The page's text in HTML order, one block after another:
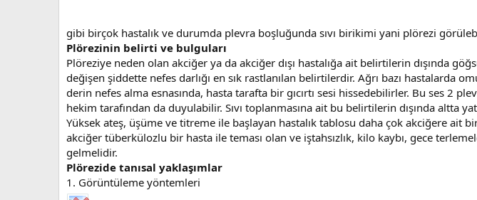
gibi birçok hastalık ve durumda plevra boşluğunda sıvı birikimi yani plörezi
Plörezinin belirti ve bulguları
Plöreziye neden olan akciğer ya da akciğer dışı hastalığa ait belirtilerin dışında
değişen şiddette nefes darlığı en sık rastlanılan belirtilerdir. Ağrı bazı hastalarda
derin nefes alma esnasında, hasta tarafta bir gıcırtı sesi hissedebilirler. Bu ses 2
hekim tarafından da duyulabilir. Sıvı toplanmasına ait bu belirtilerin dışında altta
Yüksek ateş, üşüme ve titreme ile başlayan hastalık tablosu daha çok akciğere
akciğer tüberkülozlu bir hasta ile teması olan ve iştahsızlık, kilo kaybı, gece
gelmelidir.
Plörezide tanısal yaklaşımlar
1. Görüntüleme yöntemleri